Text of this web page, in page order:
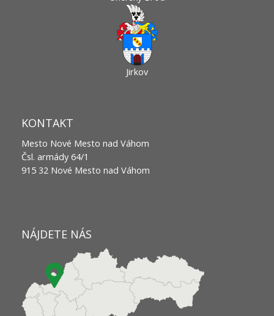
Jirkov
KONTAKT
Mesto Nové Mesto nad Váhom
Čsl. armády 64/1
915 32 Nové Mesto nad Váhom
NÁJDETE NÁS